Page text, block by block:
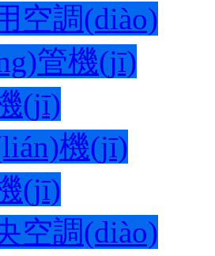
空調(diào)
管機(jī)
(jī)
機(jī)
(jī)
空調(diào)